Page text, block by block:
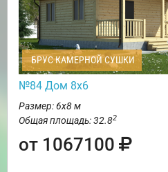
БРУС КАМЕРНОЙ СУШКИ
№84 Дом 8х6
Размер: 6х8 м
Общая площадь: 32.82
от 1067100